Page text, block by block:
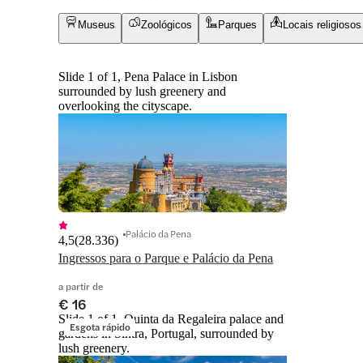
Museus Zoológicos Parques Locais religiosos
Slide 1 of 1, Pena Palace in Lisbon
surrounded by lush greenery and
overlooking the cityscape.
Ingressos para o Parque e Palácio da Pena
4,5(28.336) Palácio da Pena
a partir de
€ 16
Esgota rápido
Slide 1 of 1, Quinta da Regaleira palace and
gardens in Sintra, Portugal, surrounded by
lush greenery.